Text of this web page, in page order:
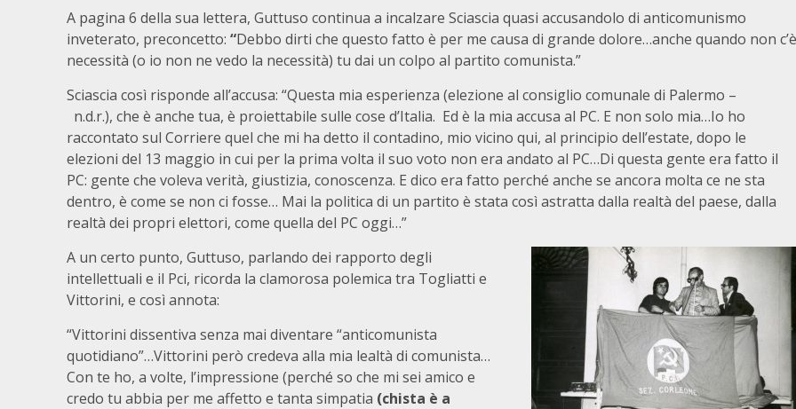
A pagina 6 della sua lettera, Guttuso continua a incalzare Sciascia quasi accusandolo di anticomunismo
inveterato, preconcetto: “Debbo dirti che questo fatto è per me causa di grande dolore…anche quando non c’è
necessità (o io non ne vedo la necessità) tu dai un colpo al partito comunista.”
Sciascia così risponde all’accusa: “Questa mia esperienza (elezione al consiglio comunale di Palermo –
n.d.r.), che è anche tua, è proiettabile sulle cose d’Italia. Ed è la mia accusa al PC. E non solo mia…Io ho
raccontato sul Corriere quel che mi ha detto il contadino, mio vicino qui, al principio dell’estate, dopo le
elezioni del 13 maggio in cui per la prima volta il suo voto non era andato al PC…Di questa gente era fatto il
PC: gente che voleva verità, giustizia, conoscenza. E dico era fatto perché anche se ancora molta ce ne sta
dentro, è come se non ci fosse… Mai la politica di un partito è stata così astratta dalla realtà del paese, dalla
realtà dei propri elettori, come quella del PC oggi…”
A un certo punto, Guttuso, parlando dei rapporto degli
intellettuali e il Pci, ricorda la clamorosa polemica tra Togliatti e
Vittorini, e così annota:
“Vittorini dissentiva senza mai diventare “anticomunista
quotidiano”…Vittorini però credeva alla mia lealtà di comunista…
Con te ho, a volte, l’impressione (perché so che mi sei amico e
credo tu abbia per me affetto e tanta simpatia (chista è a